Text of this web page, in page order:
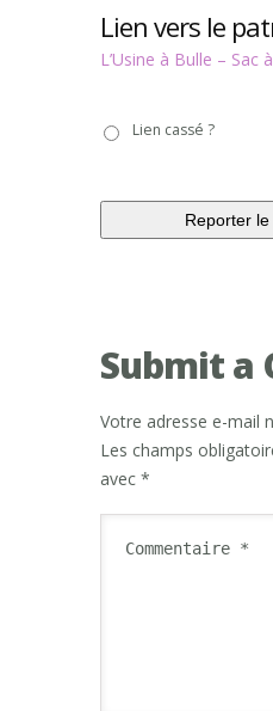
Lien vers le
L’Usine à Bulle – Sac
casséLien cassé ?
Submit a
Votre adresse e-mail
Les champs
avec *